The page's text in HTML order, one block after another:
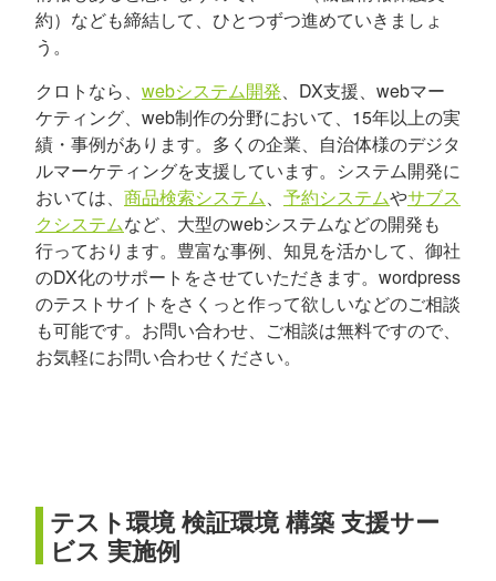
約）なども締結して、ひとつずつ進めていきましょ
う。
クロトなら、 webシステム開発、DX支援、webマー
ケティング、web制作の分野において、15年以上の実
績・事例があります。多くの企業、自治体様のデジタ
ルマーケティングを支援しています。システム開発に
おいては、 商品検索システム、 予約システムやサブス
クシステムなど、大型のwebシステムなどの開発も
行っております。豊富な事例、知見を活かして、御社
のDX化のサポートをさせていただきます。wordpress
のテストサイトをさくっと作って欲しいなどのご相談
も可能です。お問い合わせ、ご相談は無料ですので、
お気軽にお問い合わせください。
テスト環境 検証環境 構築 支援サー
ビス 実施例